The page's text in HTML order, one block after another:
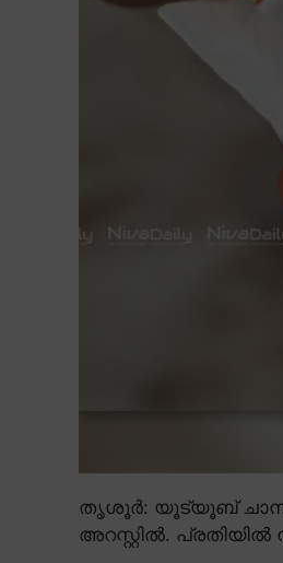
തൃശൂർ: യൂട്യൂബ്
അറസ്റ്റിൽ.